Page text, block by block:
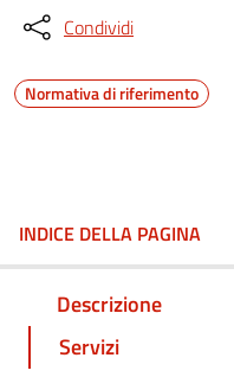
Condividi
Normativa di riferimento
INDICE DELLA PAGINA
Descrizione
Servizi